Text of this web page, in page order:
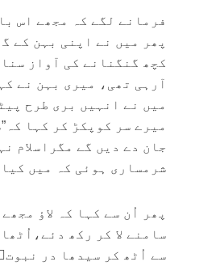
فرمانے لگے کہ مجھے اس
پھر میں نے اپنی بہن کے
کچھ گنگنانے کی آواز
آرہی تھی، میری بہن نے
میں نے انہیں بری طرح
میرے سر کوپکڑ کر کہا
جان دے دیں گے مگراسلام
شرمساری ہوئی کہ میں
پھر اُن سے کہا کہ لاؤ
سامنے لا کر رکھ
سے اُٹھ کر سیدھا در